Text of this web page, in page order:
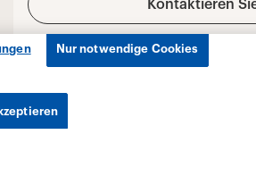
Nur notwendige Cookies